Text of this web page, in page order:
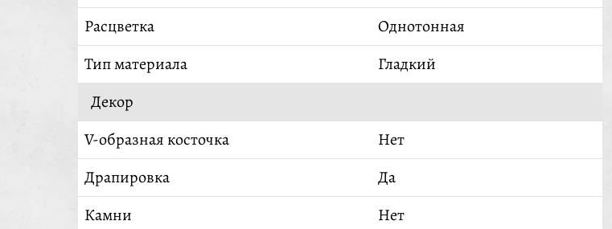
Расцветка
Однотонная
Тип материала
Гладкий
Декор
V-образная косточка
Нет
Драпировка
Да
Камни
Нет